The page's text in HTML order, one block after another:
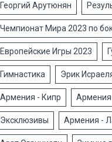
Георгий Арутюнян
Чемпионат Мира 2023 по
Европейские Игры 2023
Гимнастика Эрик
Армения - Кипр Армения
Эксклюзивы Армения -